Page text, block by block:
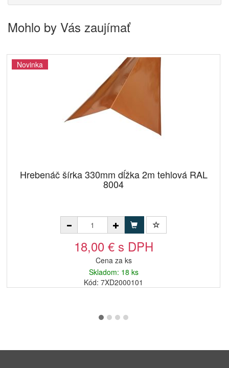
Mohlo by Vás zaujímať
Novinka
Hrebenáč šírka 330mm dĺžka 2m tehlová RAL
8004
18,00 € s DPH
Cena za ks
Skladom: 18 ks
Kód: 7XD2000101